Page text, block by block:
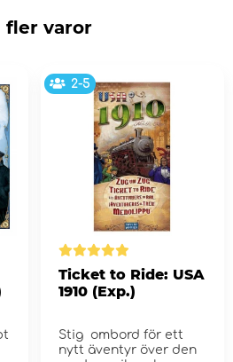
fler varor
2-5
Ticket to Ride: USA
1910 (Exp.)
Stig ombord för ett
nytt äventyr över den